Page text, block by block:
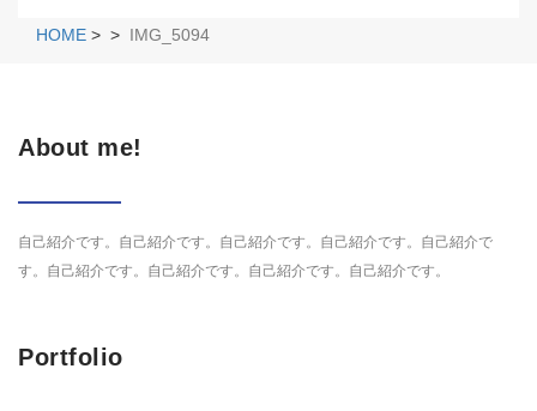
HOME > > IMG_5094
About me!
自己紹介です。自己紹介です。自己紹介です。自己紹介です。自己紹介で
す。自己紹介です。自己紹介です。自己紹介です。自己紹介です。
Portfolio